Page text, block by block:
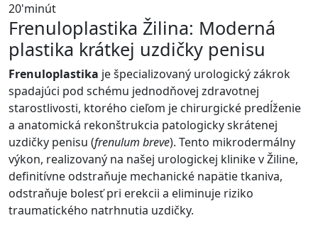
20'minút
Frenuloplastika Žilina: Moderná
plastika krátkej uzdičky penisu
Frenuloplastika je špecializovaný urologický zákrok
spadajúci pod schému jednodňovej zdravotnej
starostlivosti, ktorého cieľom je chirurgické predĺženie
a anatomická rekonštrukcia patologicky skrátenej
uzdičky penisu (frenulum breve). Tento mikrodermálny
výkon, realizovaný na našej urologickej klinike v Žiline,
definitívne odstraňuje mechanické napätie tkaniva,
odstraňuje bolesť pri erekcii a eliminuje riziko
traumatického natrhnutia uzdičky.